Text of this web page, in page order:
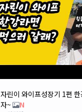
자린이 와이프성장기 1편
자~
N